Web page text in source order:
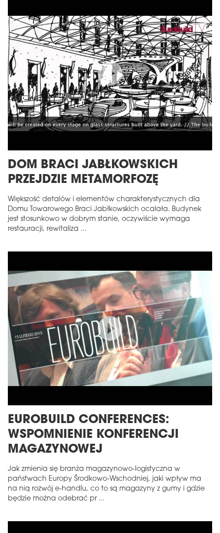
DOM BRACI JABŁKOWSKICH
PRZEJDZIE METAMORFOZĘ
Większość detalów i elementów charakterystycznych dla
Domu Towarowego Braci Jabłkowskich ocalała. Budynek
jest stosunkowo w dobrym stanie, oczywiście wymaga
restauracji, rewitaliza ...
EUROBUILD CONFERENCES:
WSPOMNIENIE KONFERENCJI
MAGAZYNOWEJ
Jak zmienia się branża magazynowo-logistyczna w
państwach Europy Środkowo-Wschodniej, jaki wpływ ma
na nią rozwój e-handlu, co to są magazyny z gumy i gdzie
będzie można odebrać pr ...